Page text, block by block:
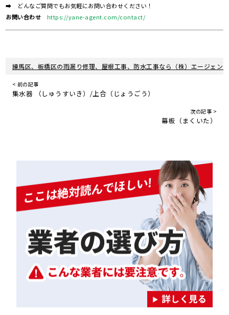
➡ どんなご質問でもお気軽にお問い合わせください！
お問い合わせ
https://yane-agent.com/contact/
練馬区、板橋区の雨漏り修理、屋根工事、防水工事なら（株）エージェント
< 前の記事
集水器 （しゅうすいき）/上合（じょうごう）
次の記事 >
幕板（まくいた）